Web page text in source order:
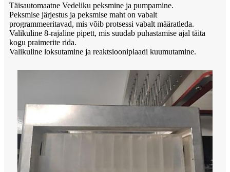
Täisautomaatne Vedeliku peksmine ja pumpamine.
Peksmise järjestus ja peksmise maht on vabalt
programmeeritavad, mis võib protsessi vabalt määratleda.
Valikuline 8-rajaline pipett, mis suudab puhastamise ajal täita
kogu praimerite rida.
Valikuline loksutamine ja reaktsiooniplaadi kuumutamine.